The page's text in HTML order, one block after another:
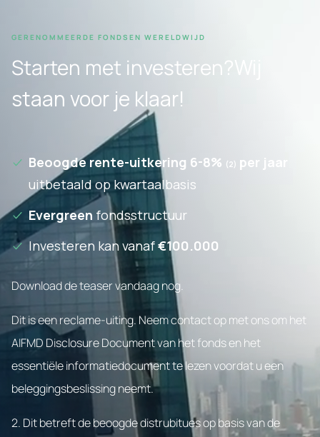
GERENOMMEERDE FONDSEN WERELDWIJD
Starten met investeren?Wij
staan voor je klaar!
Beoogde rente-uitkering 6-8% (2) per jaar
uitbetaald op kwartaalbasis
Evergreen fondsstructuur
Investeren kan vanaf€100.000
Download de teaser vandaag nog.
Dit is een reclame-uiting. Neem contact op met ons om het
AIFMD Disclosure Document van het fonds en het
essentiële informatiedocument te lezen voordat u een
beleggingsbeslissing neemt.
2. Dit betreft de beoogde distrubitues op basis van de